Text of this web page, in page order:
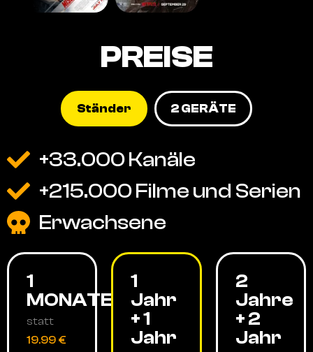
PREISE
Ständer 2 GERÄTE
+33.000 Kanäle
+215.000 Filme und Serien
Erwachsene
1
MONATE
statt
19.99 €
1
Jahr
+ 1
Jahr
2
Jahre
+ 2
Jahr